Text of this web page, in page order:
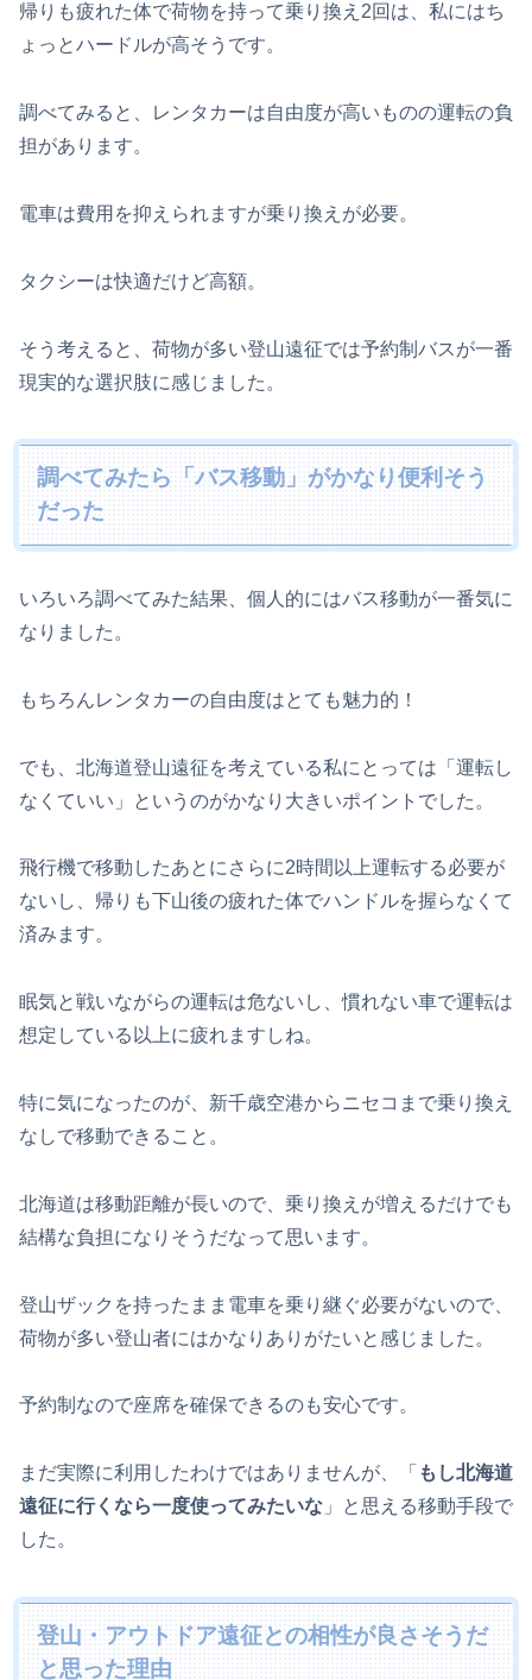
帰りも疲れた体で荷物を持って乗り換え2回は、私にはち
ょっとハードルが高そうです。
調べてみると、レンタカーは自由度が高いものの運転の負
担があります。
電車は費用を抑えられますが乗り換えが必要。
タクシーは快適だけど高額。
そう考えると、荷物が多い登山遠征では予約制バスが一番
現実的な選択肢に感じました。
調べてみたら「バス移動」がかなり便利そう
だった
いろいろ調べてみた結果、個人的にはバス移動が一番気に
なりました。
もちろんレンタカーの自由度はとても魅力的！
でも、北海道登山遠征を考えている私にとっては「運転し
なくていい」というのがかなり大きいポイントでした。
飛行機で移動したあとにさらに2時間以上運転する必要が
ないし、帰りも下山後の疲れた体でハンドルを握らなくて
済みます。
眠気と戦いながらの運転は危ないし、慣れない車で運転は
想定している以上に疲れますしね。
特に気になったのが、新千歳空港からニセコまで乗り換え
なしで移動できること。
北海道は移動距離が長いので、乗り換えが増えるだけでも
結構な負担になりそうだなって思います。
登山ザックを持ったまま電車を乗り継ぐ必要がないので、
荷物が多い登山者にはかなりありがたいと感じました。
予約制なので座席を確保できるのも安心です。
まだ実際に利用したわけではありませんが、「 もし北海道
遠征に行くなら一度使ってみたいな 」と思える移動手段で
した。
登山・アウトドア遠征との相性が良さそうだ
と思った理由